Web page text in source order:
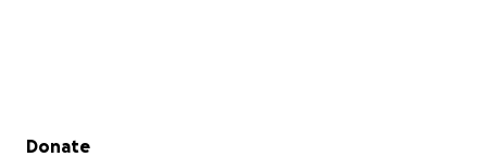
Secondary menu
Donate